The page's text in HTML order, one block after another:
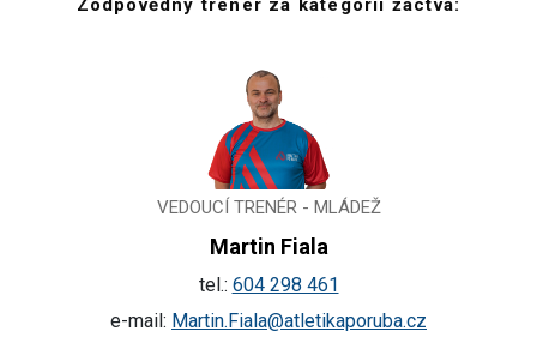
Zodpovědný trenér za kategorii žactva:
VEDOUCÍ TRENÉR - MLÁDEŽ
Martin Fiala
tel.: 604 298 461
e-mail: Martin.Fiala@atletikaporuba.cz